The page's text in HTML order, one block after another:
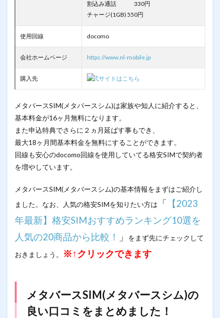
割込み通話 330円
チャージ(1GB) 550円
使用回線 docomo
会社ホームページ https://www.nl-mobile.jp
購入先 公式サイトはこちら
メタバースSIM(メタバースシム)は家族や知人に紹介すると、
基本料金が16ヶ月無料になります。
また申込特典でさらに２ヵ月延ばす事もでき、
最大18ヶ月間基本料金を無料にすることができます。
回線も安心のdocomo回線を使用していてる格安SIMで契約者
を増やしています。
メタバースSIM(メタバースシム)の基本情報をまずはご紹介し
ました。なお、人気の格安SIMを知りたい方は
「 【2023
年最新】格安SIMおすすめランキング10選を
人気の20商品から比較！
」
をまず先にチェックして
おきましょう。
※↑クリックできます
メタバースSIM(メタバースシム)の
良い口コミをまとめました！